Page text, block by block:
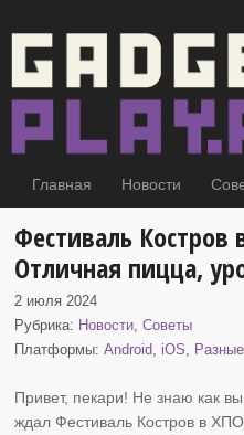
Главная Новости
Фестиваль
Отличная пицца,
2 июля 2024
Рубрика: Новости,Советы
Платформы:Android, iOS, Разные
Привет, пекари! Не знаю как
ждал Фестиваль Костров в